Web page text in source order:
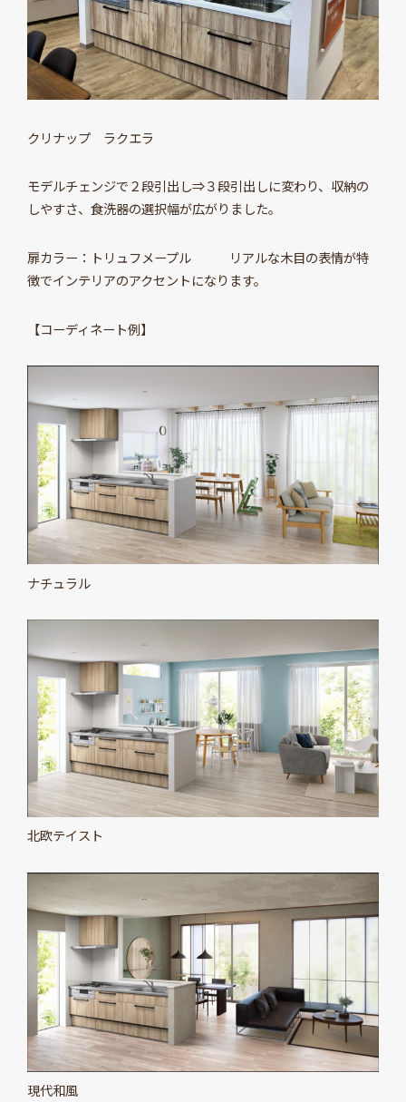
クリナップ ラクエラ
モデルチェンジで２段引出し⇒３段引出しに変わり、収納の
しやすさ、食洗器の選択幅が広がりました。
扉カラー：トリュフメープル リアルな木目の表情が特
徴でインテリアのアクセントになります。
【コーディネート例】
ナチュラル
北欧テイスト
現代和風